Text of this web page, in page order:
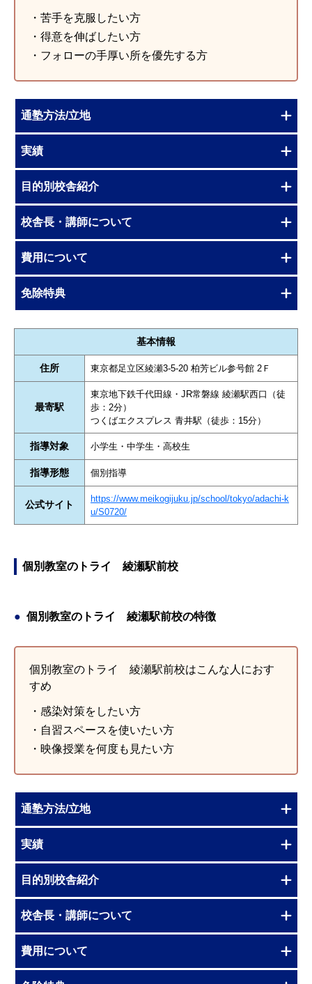
・苦手を克服したい方
・得意を伸ばしたい方
・フォローの手厚い所を優先する方
通塾方法/立地
実績
目的別校舎紹介
校舎長・講師について
費用について
免除特典
基本情報
住所 東京都足立区綾瀬3-5-20 柏芳ビル参号館 2Ｆ
最寄駅
東京地下鉄千代田線・JR常磐線 綾瀬駅西口（徒
歩：2分）
つくばエクスプレス 青井駅（徒歩：15分）
指導対象 小学生・中学生・高校生
指導形態 個別指導
公式サイト
https://www.meikogijuku.jp/school/tokyo/adachi-k
u/S0720/
個別教室のトライ 綾瀬駅前校
個別教室のトライ 綾瀬駅前校の特徴
個別教室のトライ 綾瀬駅前校はこんな人におす
すめ
・感染対策をしたい方
・自習スペースを使いたい方
・映像授業を何度も見たい方
通塾方法/立地
実績
目的別校舎紹介
校舎長・講師について
費用について